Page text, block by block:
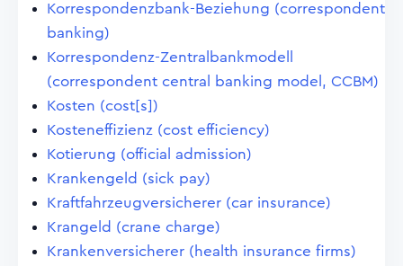
Korrespondenzbank-Beziehung (correspondent
banking)
Korrespondenz-Zentralbankmodell
(correspondent central banking model, CCBM)
Kosten (cost[s])
Kosteneffizienz (cost efficiency)
Kotierung (official admission)
Krankengeld (sick pay)
Kraftfahrzeugversicherer (car insurance)
Krangeld (crane charge)
Krankenversicherer (health insurance firms)